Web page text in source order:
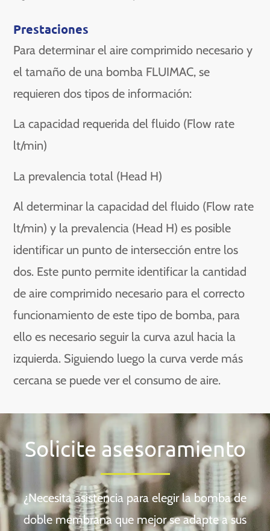
Prestaciones​
Para determinar el aire comprimido necesario y
el tamaño de una bomba FLUIMAC, se
requieren dos tipos de información:
La capacidad requerida del fluido (Flow rate
lt/min)
La prevalencia total (Head H)
Al determinar la capacidad del fluido (Flow rate
lt/min) y la prevalencia (Head H) es posible
identificar un punto de intersección entre los
dos. Este punto permite identificar la cantidad
de aire comprimido necesario para el correcto
funcionamiento de este tipo de bomba, para
ello es necesario seguir la curva azul hacia la
izquierda. Siguiendo luego la curva verde más
cercana se puede ver el consumo de aire.
Solicite asesoramiento
¿Necesita asistencia para elegir la bomba de
doble membrana que mejor se adapte a sus